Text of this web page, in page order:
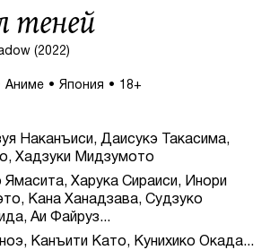
теней
(2022)
Аниме Япония 18+
Наканъиси, Даисукэ Такасима,
Хадзуки Мидзумото
Харука Сираиси, Инори
Кана Ханадзава, Судзуко
Аи Файруз...
Канъити Като, Кунихико Окада...